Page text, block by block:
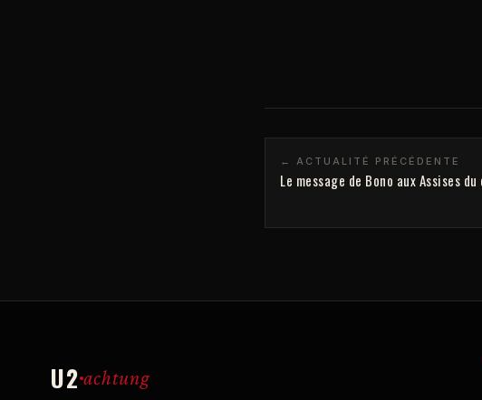
← ACTUALITÉ PRÉCÉDENTE
Le message de Bono aux Assises
U2 achtung